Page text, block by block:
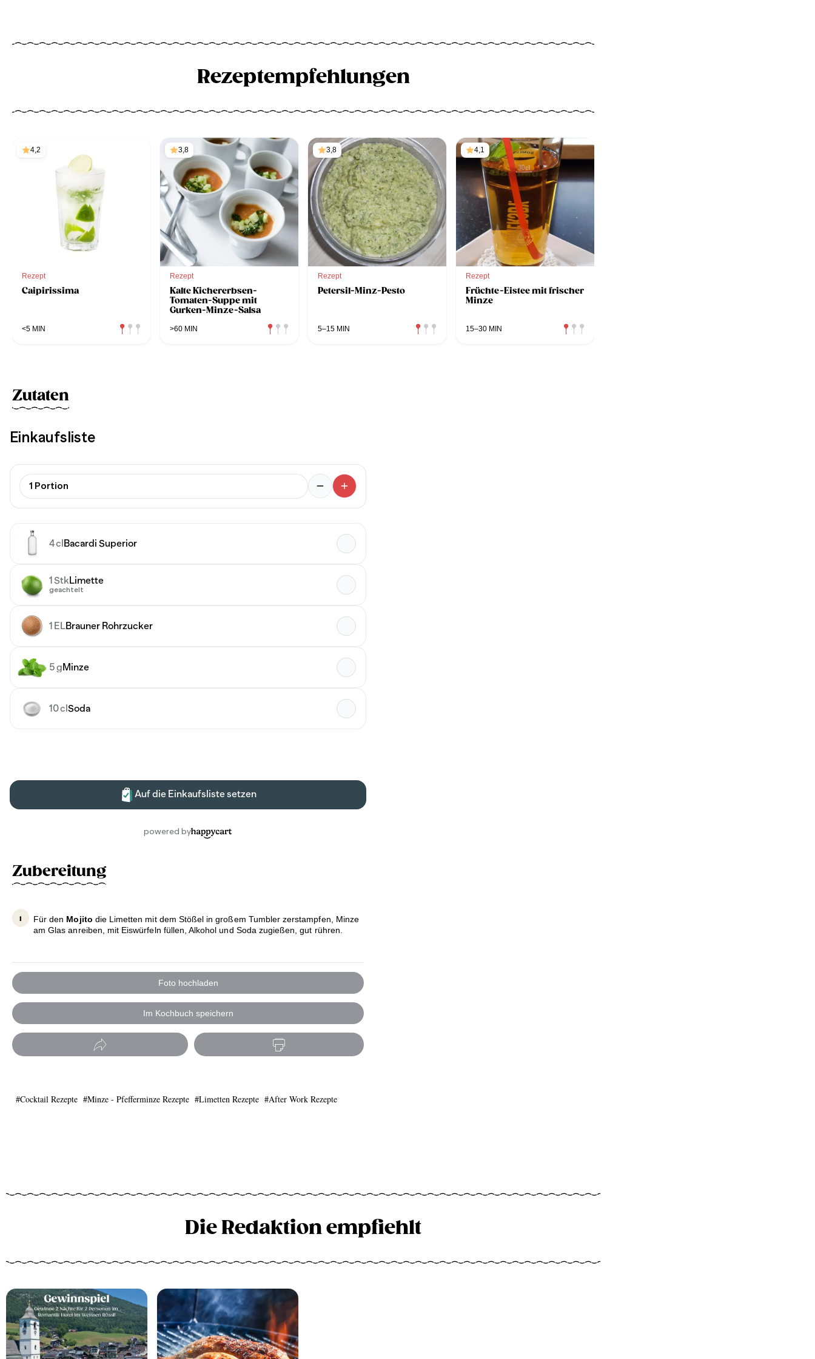
Rezeptempfehlungen
4,2
Rezept
Caipirissima
<5 MIN
3,8
Rezept
Kalte Kichererbsen-
Tomaten-Suppe mit
Gurken-Minze-Salsa
>60 MIN
3,8
Rezept
Petersil-Minz-Pesto
5–15 MIN
4,1
Rezept
Früchte-Eistee mit frischer
Minze
15–30 MIN
Zutaten
Zubereitung
Für den Mojito die Limetten mit dem Stößel in großem Tumbler zerstampfen, Minze
am Glas anreiben, mit Eiswürfeln füllen, Alkohol und Soda zugießen, gut rühren.
Foto hochladen
Im Kochbuch speichern
Cocktail Rezepte Minze - Pfefferminze Rezepte Limetten Rezepte After Work Rezepte
Die Redaktion empfiehlt